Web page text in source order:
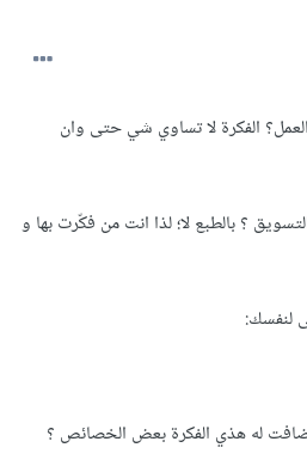
الفكرة لا تساوي شي حتى وان
؟ بالطبع لا؛ لذا انت من فكّرت بها و
لنفسك:
له هذي الفكرة بعض الخصائص ؟